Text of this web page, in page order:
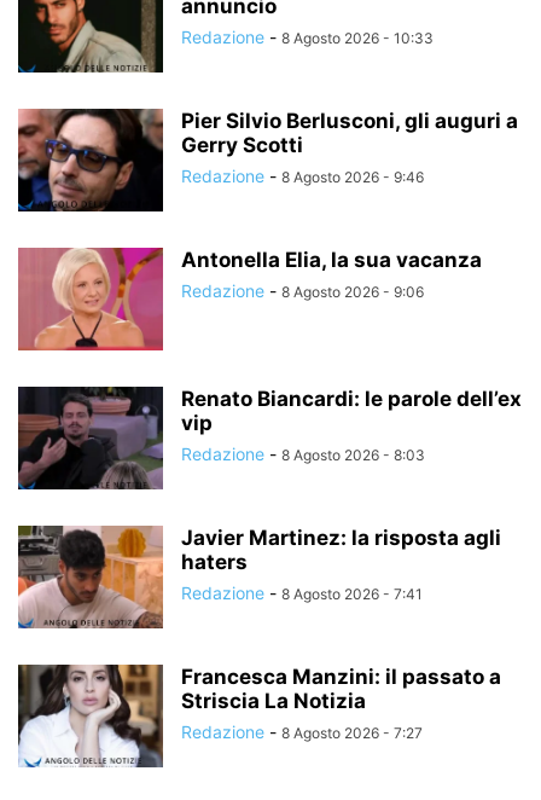
annuncio
Redazione - 8 Agosto 2026 - 10:33
Pier Silvio Berlusconi, gli auguri a
Gerry Scotti
Redazione - 8 Agosto 2026 - 9:46
Antonella Elia, la sua vacanza
Redazione - 8 Agosto 2026 - 9:06
Renato Biancardi: le parole dell’ex
vip
Redazione - 8 Agosto 2026 - 8:03
Javier Martinez: la risposta agli
haters
Redazione - 8 Agosto 2026 - 7:41
Francesca Manzini: il passato a
Striscia La Notizia
Redazione - 8 Agosto 2026 - 7:27